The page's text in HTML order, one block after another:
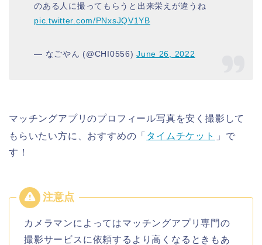
のある人に撮ってもらうと出来栄えが違うね
pic.twitter.com/PNxsJQV1YB
— なごやん (@CHI0556)June 26, 2022
マッチングアプリのプロフィール写真を安く撮影して
もらいたい方に、おすすめの「 タイムチケット
」で
す！
カメラマンによってはマッチングアプリ専門の
撮影サービスに依頼するより高くなるときもあ